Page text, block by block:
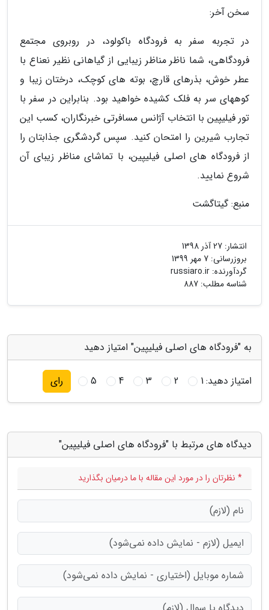
سخن آخر:
در تجربه سفر به فرودگاه باکولود، در روبروی مجتمع
فرودگاهی، شما ناظر مناظر زیبایی از گیاهانی نظیر نعناع با
عطر خوش، بذرهای قارچ، بوته های کوچک، درختان زیبا و
کوههای سر به فلک کشیده خواهید بود. بنابراین در سفر با
تور فیلیپین با انتخاب آژانس مسافرتی خبرنگاران، کسب این
تجارب شیرین را امتحان کنید. سپس گردشگری جذابتان را
از فرودگاه های اصلی فیلیپین، با تماشای مناظر زیبای آن
شروع نمایید.
منبع: گیتاگشت
انتشار: 27 آذر 1398
بروزرسانی: 7 مهر 1399
گردآورنده: russiaro.ir
شناسه مطلب: 887
به "فرودگاه های اصلی فیلیپین" امتیاز دهید
امتیاز دهید:1
2
3
4
5 رای
دیدگاه های مرتبط با "فرودگاه های اصلی فیلیپین"
* نظرتان را در مورد این مقاله با ما درمیان بگذارید